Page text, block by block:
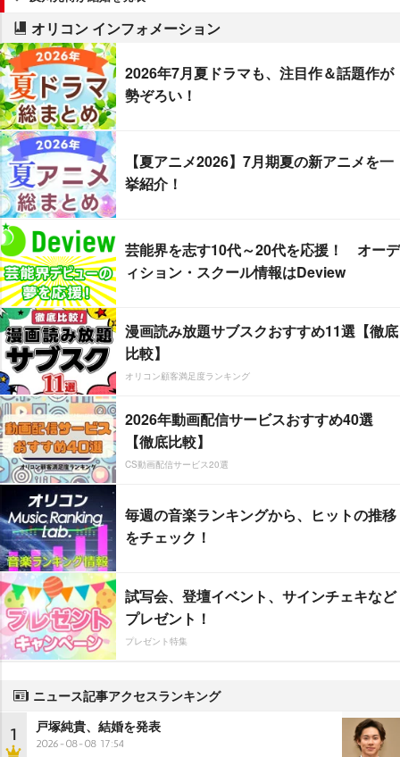
オリコン インフォメーション
2026年7月夏ドラマも、注目作＆話題作が
勢ぞろい！
【夏アニメ2026】7月期夏の新アニメを一
挙紹介！
芸能界を志す10代～20代を応援！ オーデ
ィション・スクール情報はDeview
漫画読み放題サブスクおすすめ11選【徹底
比較】
オリコン顧客満足度ランキング
2026年動画配信サービスおすすめ40選
【徹底比較】
CS動画配信サービス20選
毎週の音楽ランキングから、ヒットの推移
をチェック！
試写会、登壇イベント、サインチェキなど
プレゼント！
プレゼント特集
ニュース記事アクセスランキング
1 戸塚純貴、結婚を発表
2026-08-08 17:54